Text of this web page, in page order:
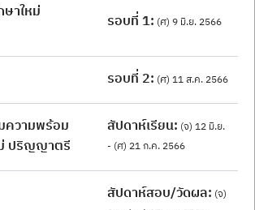
าใหม่
รอบที่ 1: (ศ) 9 มิ.ย. 2566
รอบที่ 2: (ศ) 11 ส.ค. 2566
ความพร้อม
ปริญญาตรี
สัปดาห์เรียน: (จ) 12 มิ.ย.
- (ศ) 21 ก.ค. 2566
สัปดาห์สอบ/วัดผล: (จ)